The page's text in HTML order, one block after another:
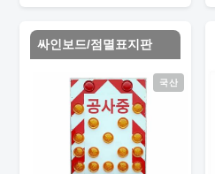
싸인보드/점멸표지판
국산